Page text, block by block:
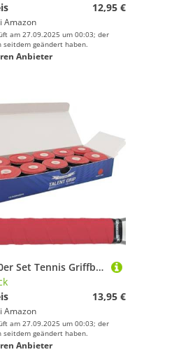
12,95 €
Amazon
am 27.09.2025 um 00:03; der
seitdem geändert haben.
Anbieter
G-Lueck 10er Set Tennis Griffband (sehr griffig) | 0,50-0,60mm Stärke | Overgrip für Squash Badminton Schläger & Kicker inkl. selbstklebendes Abschlußband | Anti-Rutsch (Rot)
13,95 €
Amazon
am 27.09.2025 um 00:03; der
seitdem geändert haben.
Anbieter